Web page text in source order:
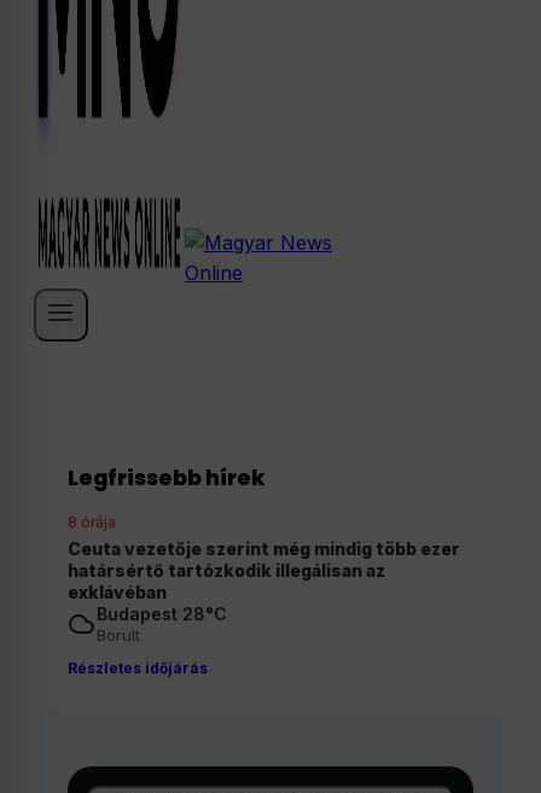
Legfrissebb hírek
8 órája
Magyar Péter bejelentette: péntektől nincs
szükség önkéntes fogyasztáscsökkentésre
Budapest 28°C
Borult
Részletes időjárás